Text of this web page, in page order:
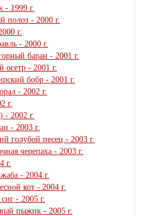
- 1999 г.
полоз - 2000 г.
г.
- 2000 г.
баран - 2001 г.
осетр - 2001 г.
бобр - 2001 г.
- 2002 г.
г.
- 2002 г.
- 2003 г.
голубой песец - 2003 г.
черепаха - 2003 г.
г.
- 2004 г.
кот - 2004 г.
- 2005 г.
пыжик - 2005 г.